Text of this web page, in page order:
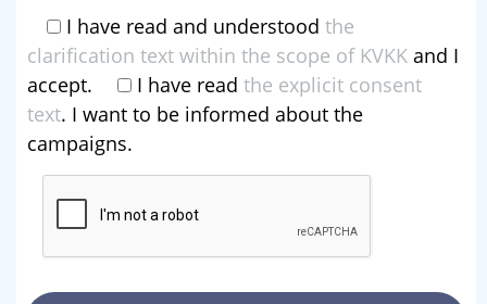
I have read and understood the
clarification text within the scope of KVKK and I
accept.
I have read the explicit consent
text. I want to be informed about the
campaigns.